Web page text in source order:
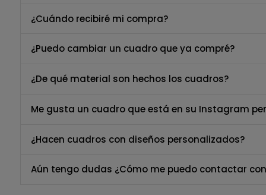
¿Cuándo recibiré mi compra?
¿Puedo cambiar un cuadro que ya compré?
¿De qué material son hechos los cuadros?
Me gusta un cuadro que está en su Instagram
¿Hacen cuadros con diseños personalizados?
Aún tengo dudas ¿Cómo me puedo contactar